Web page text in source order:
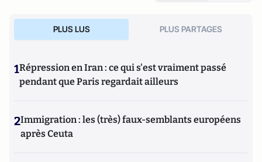
PLUS LUS PLUS PARTAGES
1Répression en Iran : ce qui s'est vraiment passé
pendant que Paris regardait ailleurs
2Immigration : les (très) faux-semblants européens
après Ceuta